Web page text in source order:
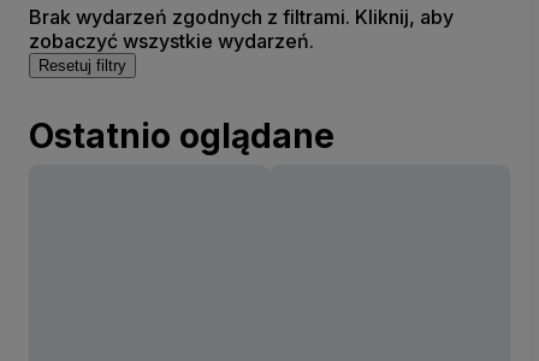
Brak wydarzeń zgodnych z filtrami. Kliknij, aby
zobaczyć wszystkie wydarzeń.
Resetuj filtry
Ostatnio oglądane